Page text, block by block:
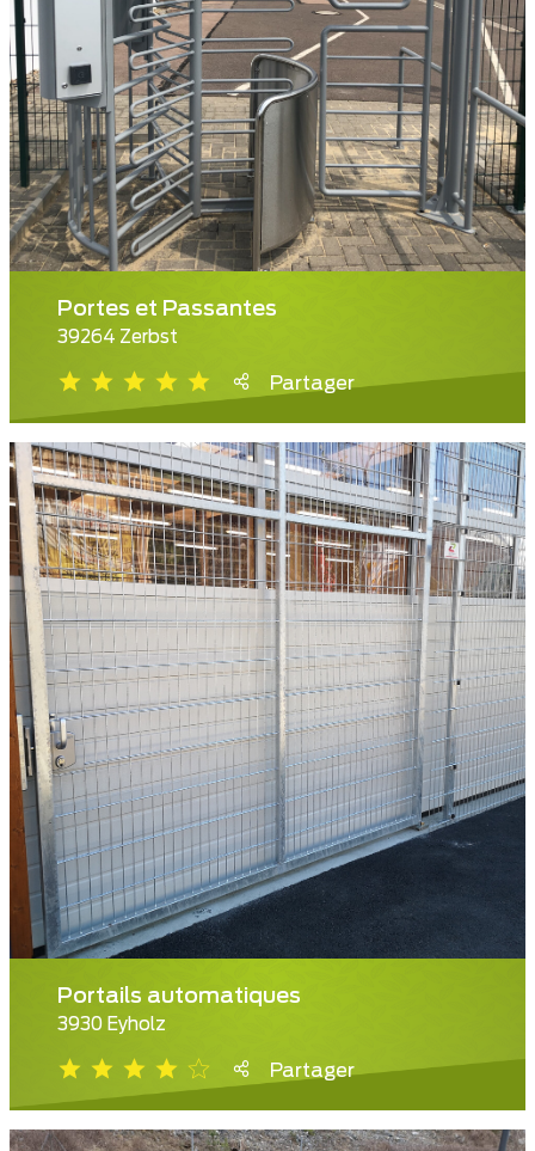
Portes et Passantes
39264 Zerbst
Partager
Portails automatiques
3930 Eyholz
Partager